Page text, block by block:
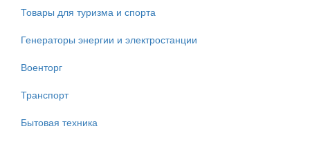
Товары для туризма и спорта
Генераторы энергии и электростанции
Военторг
Транспорт
Бытовая техника